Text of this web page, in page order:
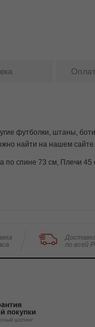
футболки, штаны,
найти на нашем сайте.
по спине 73 см, Плечи 45
по всей